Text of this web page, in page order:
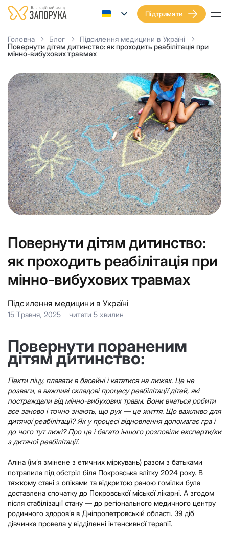
Підтримати
Головна Блог
Підсилення медицини в Україні
Повернути дітям дитинство: як проходить реабілітація при
мінно-вибухових травмах
Повернути дітям дитинство:
як проходить реабілітація при
мінно-вибухових травмах
Підсилення медицини в Україні
15 Травня, 2025 читати 5 хвилин
Повернути пораненим
дітям дитинство:
Пекти піцу, плавати в басейні і кататися на лижах. Це не
розваги, а важливі складові процесу реабілітації дітей, які
постраждали від мінно-вибухових травм. Вони вчаться робити
все заново і точно знають, що рух — це життя. Що важливо для
дитячої реабілітації? Як у процесі відновлення допомагає гра і
до чого тут лижі? Про це і багато іншого розповіли експерти/ки
з дитячої реабілітації.
Аліна (ім’я змінене з етичних міркувань) разом з батьками
потрапила під обстріл біля Покровська влітку 2024 року. В
тяжкому стані з опіками та відкритою раною гомілки була
доставлена спочатку до Покровської міської лікарні. А згодом
після стабілізації стану — до регіонального медичного центру
родинного здоров’я в Дніпропетровській області. 39 діб
дівчинка провела у відділенні інтенсивної терапії.